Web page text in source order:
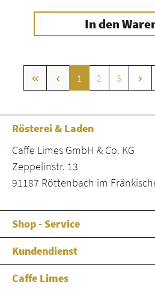
In den
Seite
1 Seite
2 Seite
3
Rösterei & Laden
Caffe Limes GmbH & Co. KG
Zeppelinstr. 13
91187 Röttenbach im
Shop - Service
Kundendienst
Caffe Limes